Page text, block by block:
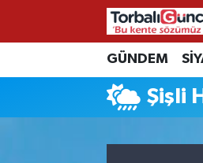
GÜNDEM
Şişli
İzmir Nöbetçi Eczaneler
İzmir Hava Durumu